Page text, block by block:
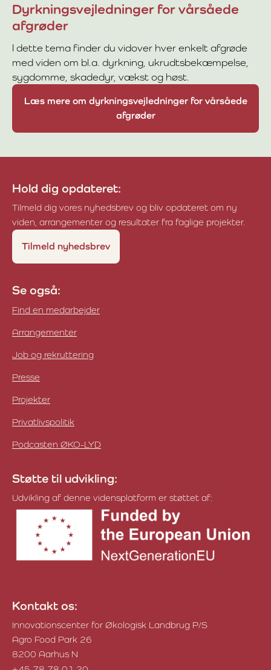
Dyrkningsvejledninger for vårsåede
afgrøder
I dette tema finder du vidover hver enkelt afgrøde
med viden om bl.a. dyrkning, ukrudtsbekæmpelse,
sygdomme, skadedyr, vækst og høst.
Læs mere om dyrkningsvejledninger for vårsåede
afgrøder
Hold dig opdateret:
Tilmeld dig vores nyhedsbrev og bliv opdateret om ny
viden, arrangementer og resultater fra faglige projekter.
Tilmeld nyhedsbrev
Se også:
Find en medarbejder
Arrangementer
Job og rekruttering
Presse
Projekter
Privatlivspolitik
Podcasten ØKO-LYD
Støtte til udvikling:
Udvikling af denne vidensplatform er støttet af:
Kontakt os:
Innovationscenter for Økologisk Landbrug P/S
Agro Food Park 26
8200 Aarhus N